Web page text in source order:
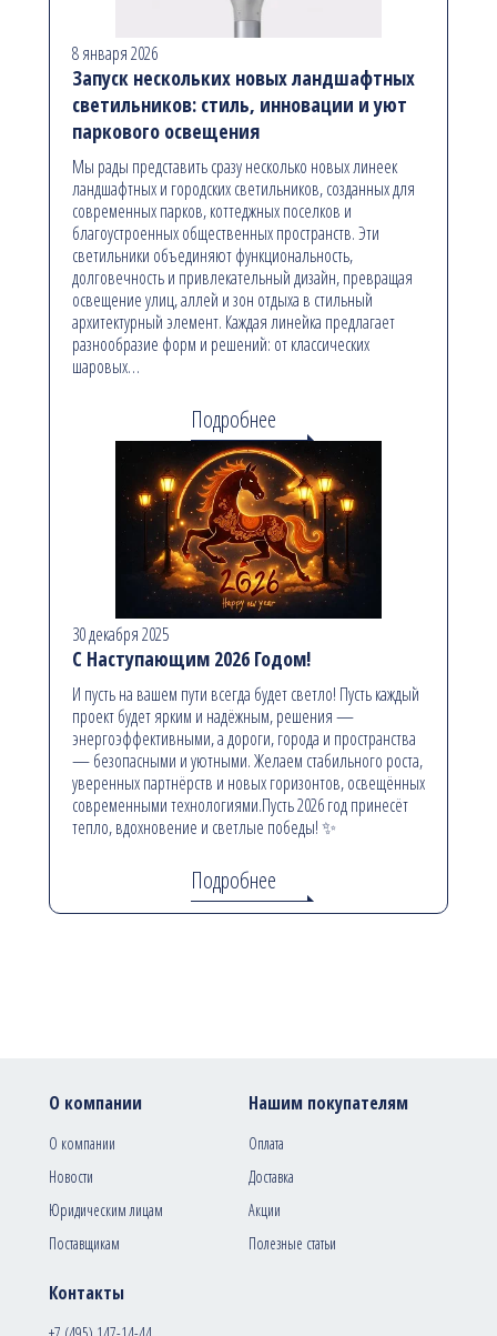
8 января 2026
Запуск нескольких новых ландшафтных
светильников: стиль, инновации и уют
паркового освещения
Мы рады представить сразу несколько новых линеек
ландшафтных и городских светильников, созданных для
современных парков, коттеджных поселков и
благоустроенных общественных пространств. Эти
светильники объединяют функциональность,
долговечность и привлекательный дизайн, превращая
освещение улиц, аллей и зон отдыха в стильный
архитектурный элемент. Каждая линейка предлагает
разнообразие форм и решений: от классических
шаровых…
Подробнее
30 декабря 2025
С Наступающим 2026 Годом!
И пусть на вашем пути всегда будет светло! Пусть каждый
проект будет ярким и надёжным, решения —
энергоэффективными, а дороги, города и пространства
— безопасными и уютными. Желаем стабильного роста,
уверенных партнёрств и новых горизонтов, освещённых
современными технологиями.Пусть 2026 год принесёт
тепло, вдохновение и светлые победы! ✨
Подробнее
Контакты
О компании
О компании
Новости
Юридическим лицам
Поставщикам
Нашим покупателям
Оплата
Доставка
Акции
Полезные статьи